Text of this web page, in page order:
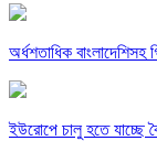
অর্ধশতাধিক
ইউরোপে চালু হতে যাচ্ছে